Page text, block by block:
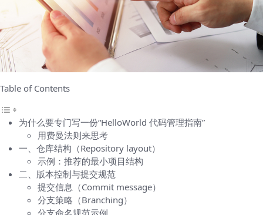
Table of Contents
为什么要专门写一份“HelloWorld 代码管理指南”
用费曼法则来思考
一、仓库结构（Repository layout）
示例：推荐的最小项目结构
二、版本控制与提交规范
提交信息（Commit message）
分支策略（Branching）